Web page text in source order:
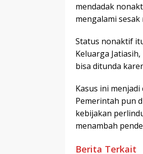
mendadak
mengalami
Status nonaktif
Keluarga
bisa ditunda
Kasus ini
Pemerintah pun
kebijakan
menambah
Berita Terkait